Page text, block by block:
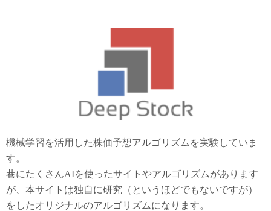
機械学習を活用した株価予想アルゴリズムを実験していま
す。
巷にたくさんAIを使ったサイトやアルゴリズムがあります
が、本サイトは独自に研究（というほどでもないですが）
をしたオリジナルのアルゴリズムになります。